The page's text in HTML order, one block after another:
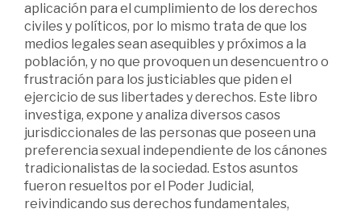
aplicación para el cumplimiento de los derechos
civiles y políticos, por lo mismo trata de que los
medios legales sean asequibles y próximos a la
población, y no que provoquen un desencuentro o
frustración para los justiciables que piden el
ejercicio de sus libertades y derechos. Este libro
investiga, expone y analiza diversos casos
jurisdiccionales de las personas que poseen una
preferencia sexual independiente de los cánones
tradicionalistas de la sociedad. Estos asuntos
fueron resueltos por el Poder Judicial,
reivindicando sus derechos fundamentales,